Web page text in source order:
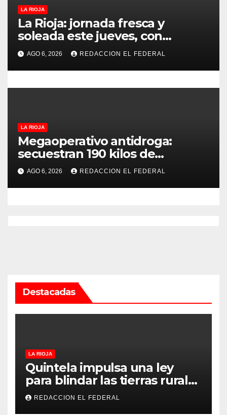
d
a
s
LA RIOJA
La Rioja: jornada fresca y
soleada este jueves, con
temperaturas estables para el
viernes
AGO 6, 2026 REDACCION EL FEDERAL
LA RIOJA
Megaoperativo antidroga:
secuestran 190 kilos de
marihuana que tenían como
destino La Rioja y Catamarca
AGO 6, 2026 REDACCION EL FEDERAL
Destacadas
LA RIOJA
Quintela impulsa una ley
para blindar las tierras rurales
de La Rioja: cuáles son los
principales puntos
REDACCION EL FEDERAL